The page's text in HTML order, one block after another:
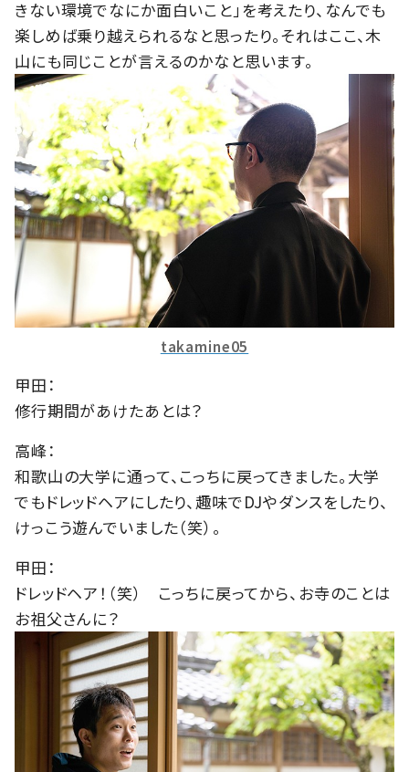
きない環境でなにか面白いこと」を考えたり、なんでも
楽しめば乗り越えられるなと思ったり。それはここ、木
山にも同じことが言えるのかなと思います。
takamine05
甲田：
修行期間があけたあとは？
高峰：
和歌山の大学に通って、こっちに戻ってきました。大学
でもドレッドヘアにしたり、趣味でDJやダンスをしたり、
けっこう遊んでいました（笑）。
甲田：
ドレッドヘア！（笑） こっちに戻ってから、お寺のことは
お祖父さんに？